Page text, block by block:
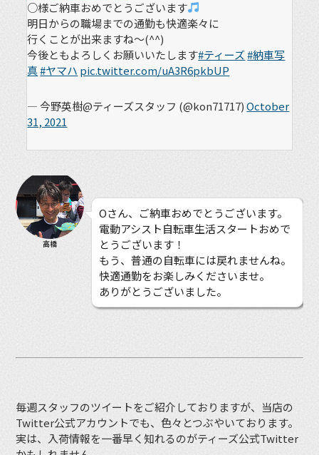
○様ご納車おめでとうございます
明日からの職場までの通勤も快適楽々に
行くことが出来ますね～(^^)
今後ともよろしくお願いいたします#ティーズ#納車写
真#ヤマハ pic.twitter.com/uA3R6pkbUP
— 今野英樹@ティーズスタッフ (@kon71717)October
31, 2021
高橋
Oさん、ご納車おめでとうございます。
電動アシスト自転車生活スタートおめで
とうございます！
もう、普通の自転車には戻れませんね。
快適通勤をお楽しみくださいませ。
ありがとうございました。
毎週スタッフのツイートをご紹介しておりますが、当店の
Twitter公式アカウントでも、色々とつぶやいております。
実は、入荷情報を一番早く知れるのがティーズ公式Twitter